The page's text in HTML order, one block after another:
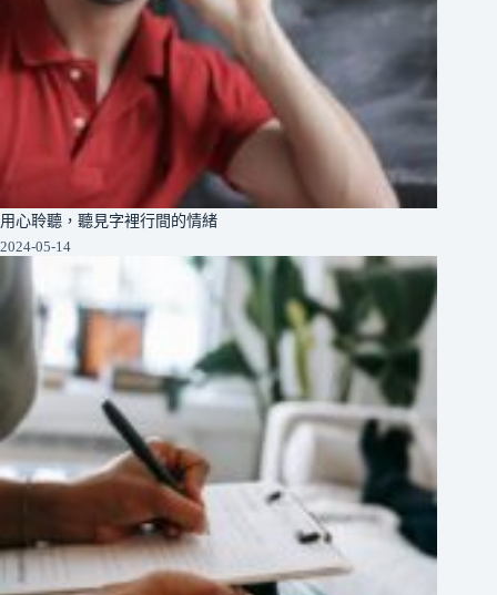
用心聆聽，聽見字裡行間的情緒
2024-05-14